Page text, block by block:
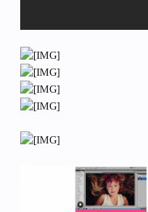
Florabella
Florabella
Florabella
Trinity Actions
-------------------------------------